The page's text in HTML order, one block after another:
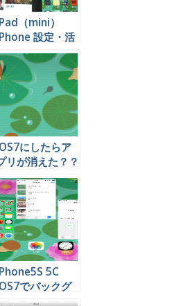
（mini）
設定・活
方法まとめ
にしたらア
リが消えた？？
やいや大丈夫大
夫
5C
でバックグ
ウンドで開いて